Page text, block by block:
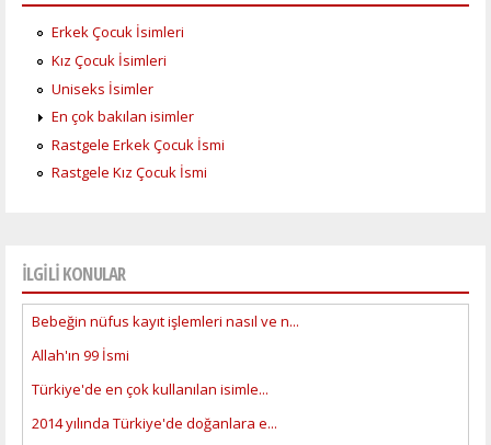
Erkek Çocuk İsimleri
Kız Çocuk İsimleri
Uniseks İsimler
En çok bakılan isimler
Rastgele Erkek Çocuk İsmi
Rastgele Kız Çocuk İsmi
İLGİLİ KONULAR
Bebeğin nüfus kayıt işlemleri nasıl ve n...
Allah'ın 99 İsmi
Türkiye'de en çok kullanılan isimle...
2014 yılında Türkiye'de doğanlara e...